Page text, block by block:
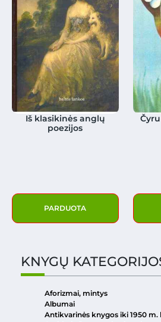
Iš klasikinės anglų
poezijos
PARDUOTA
KNYGŲ
Aforizmai, mintys
Albumai
Antikvarinės knygos iki 1950 m.